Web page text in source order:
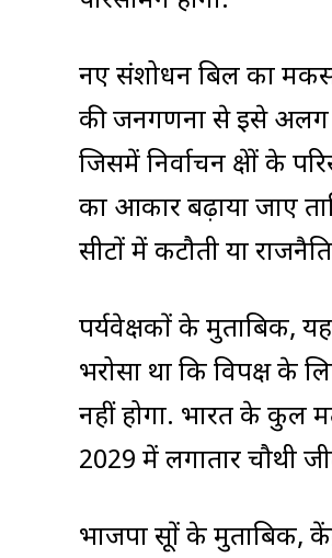
नए संशोधन बिल का
की जनगणना से इसे अलग
जिसमें निर्वाचन क्षेत्रों के
का आकार बढ़ाया जाए
सीटों में कटौती या
पर्यवेक्षकों के मुताबिक,
भरोसा था कि विपक्ष के
नहीं होगा. भारत के कुल
2029 में लगातार चौथी
भाजपा सूत्रों के मुताबिक,